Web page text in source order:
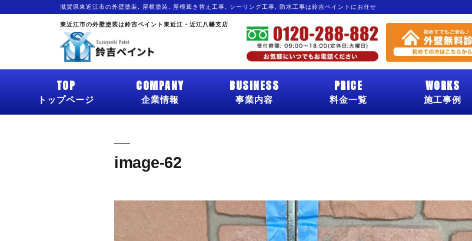
滋賀県東近江市の外壁塗装, 屋根塗装, 屋根葺き替え工事, シーリング工事, 防水工事は鈴吉ペイントにお任せ
東近江市の外壁塗装は鈴吉ペイント東近江・近江八幡支店
TOP
トップページ
COMPANY
企業情報
BUSINESS
事業内容
PRICE
料金一覧
WORKS
施工事例
image-62